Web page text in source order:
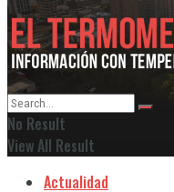
No Result
View All Result
Actualidad